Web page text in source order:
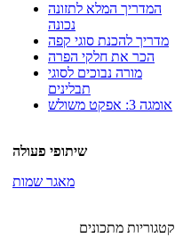
המדריך המלא לתזונה
נכונה
מדריך להכנת סוגי קפה
הכר את חלקי הפרה
מורה נבוכים לסוגי
תבלינים
אומגה 3: אפקט משולש
שיתופי פעולה
מאגר שמות
קטגוריות מתכונים